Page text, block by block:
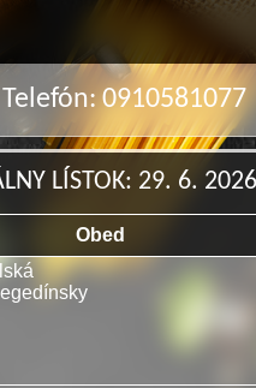
0910581077
LÍSTOK: 29. 6.
Obed